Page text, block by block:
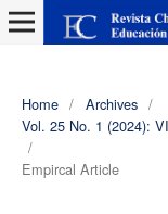
Home / Archives /
Vol. 25 No. 1 (2024):
/
Empircal Article